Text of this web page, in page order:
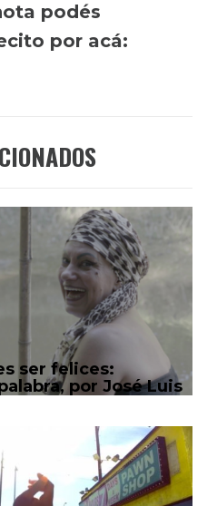
podés
por acá:
ser felices:
por José Luis